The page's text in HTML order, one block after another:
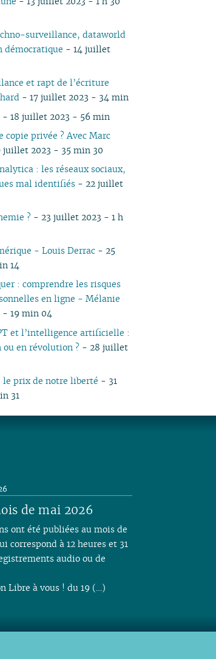
01
0203
surveillance, dataworld
démocratique - 14 juillet
et rapt de l’écriture
- 17 juillet 2023 - 34 min
- 18 juillet 2023 - 56 min
copie privée ? Avec Marc
juillet 2023 - 35 min 30
: les réseaux sociaux,
mal identifiés - 22 juillet
? - 23 juillet 2023 - 1 h
- Louis Derrac - 25
14
: comprendre les risques
en ligne - Mélanie
19 min 04
et l’intelligence artificielle :
en révolution ? - 28 juillet
le prix de notre liberté - 31
31
de mai 2026
ont été publiées au mois de
correspond à 12 heures et 31
audio ou de
Libre à vous ! du 19 (…)